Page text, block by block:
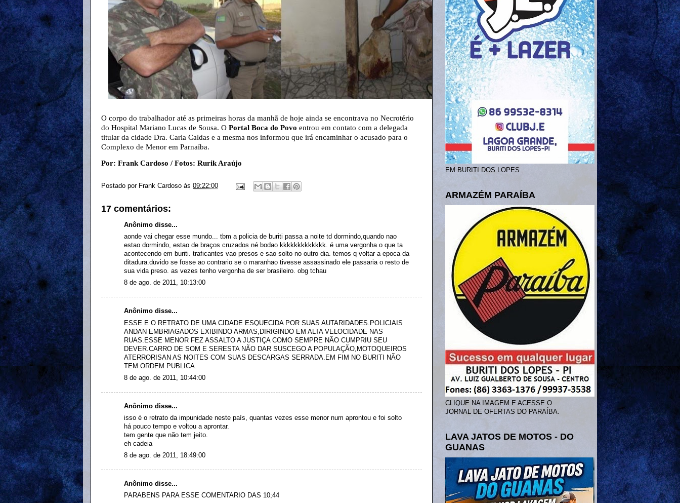
O corpo do trabalhador até as primeiras horas da manhã de hoje ainda se encontrava no Necrotério
do Hospital Mariano Lucas de Sousa. O Portal Boca do Povo entrou em contato com a delegada
titular da cidade Dra. Carla Caldas e a mesma nos informou que irá encaminhar o acusado para o
Complexo de Menor em Parnaíba.
Por: Frank Cardoso / Fotos: Rurik Araújo
Postado por Frank Cardoso às 09:22:00
17 comentários:
Anônimo disse...
aonde vai chegar esse mundo... tbm a policia de buriti passa a noite td dormindo,quando nao
estao dormindo, estao de braços cruzados né bodao kkkkkkkkkkkkk. é uma vergonha o que ta
acontecendo em buriti. traficantes vao presos e sao solto no outro dia. temos q voltar a epoca da
ditadura.duvido se fosse ao contrario se o maranhao tivesse assassinado ele passaria o resto de
sua vida preso. as vezes tenho vergonha de ser brasileiro. obg tchau
8 de ago. de 2011, 10:13:00
Anônimo disse...
ESSE E O RETRATO DE UMA CIDADE ESQUECIDA POR SUAS AUTARIDADES.POLICIAIS
ANDAN EMBRIAGADOS EXIBINDO ARMAS,DIRIGINDO EM ALTA VELOCIDADE NAS
RUAS.ESSE MENOR FEZ ASSALTO A JUSTIÇA COMO SEMPRE NÃO CUMPRIU SEU
DEVER.CARRO DE SOM E SERESTA NÃO DAR SUSCEGO A POPULAÇÃO,MOTOQUEIROS
ATERRORISAN AS NOITES COM SUAS DESCARGAS SERRADA.EM FIM NO BURITI NÃO
TEM ORDEM PUBLICA.
8 de ago. de 2011, 10:44:00
Anônimo disse...
isso é o retrato da impunidade neste país, quantas vezes esse menor num aprontou e foi solto
há pouco tempo e voltou a aprontar.
tem gente que não tem jeito.
eh cadeia
8 de ago. de 2011, 18:49:00
Anônimo disse...
PARABENS PARA ESSE COMENTARIO DAS 10;44
EM BURITI DOS LOPES
ARMAZÉM PARAÍBA
CLIQUE NA IMAGEM E ACESSE O
JORNAL DE OFERTAS DO PARAÍBA.
LAVA JATOS DE MOTOS - DO
GUANAS